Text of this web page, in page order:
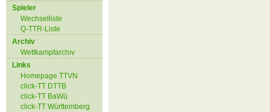
Spieler
Wechselliste
Q-TTR-Liste
Archiv
Wettkampfarchiv
Links
Homepage TTVN
click-TT DTTB
click-TT BaWü
click-TT Württemberg